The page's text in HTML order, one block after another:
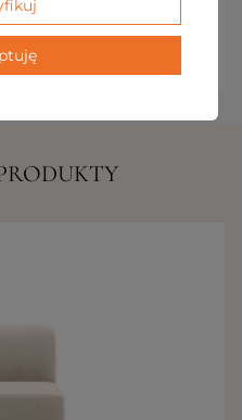
pojęcie
w domu.